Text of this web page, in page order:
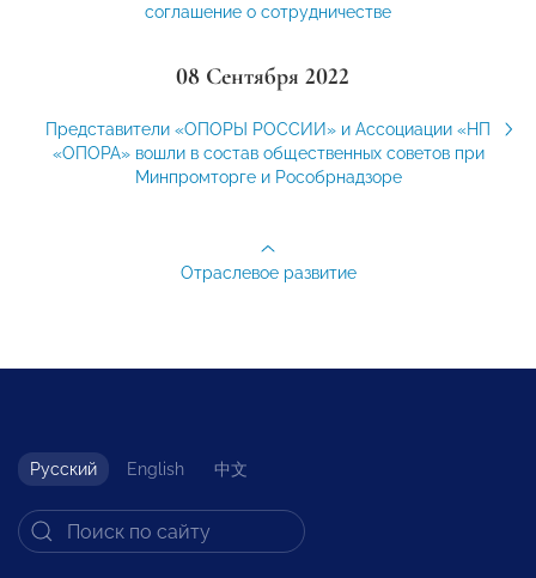
соглашение о сотрудничестве
08 Сентября 2022
Представители «ОПОРЫ РОССИИ» и Ассоциации «НП
«ОПОРА» вошли в состав общественных советов при
Минпромторге и Рособрнадзоре
Отраслевое развитие
Русский English 中文